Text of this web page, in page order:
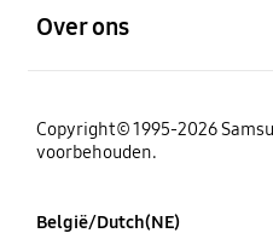
Over ons
Copyright© 1995-2026
voorbehouden.
België/Dutch(NE)